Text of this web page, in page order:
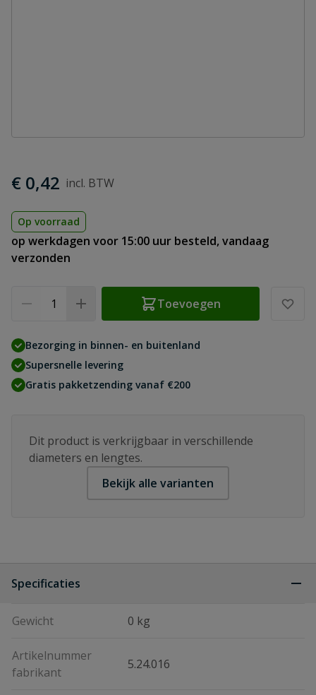
€ 0,42
Op voorraad
op werkdagen voor 15:00 uur besteld, vandaag
verzonden
Toevoegen
Bezorging in binnen- en buitenland
Supersnelle levering
Gratis pakketzending vanaf €200
Dit product is verkrijgbaar in verschillende
diameters en lengtes.
Bekijk alle varianten
Specificaties
Gewicht 0 kg
Artikelnummer
fabrikant
5.24.016